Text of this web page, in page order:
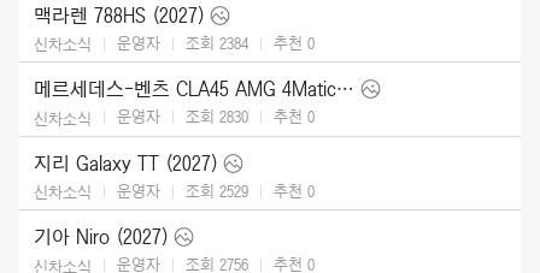
맥라렌 788HS (2027)
신차소식 운영자 조회 2384 추천 0
메르세데스-벤츠 CLA45 AMG 4Matic (2027)
신차소식 운영자 조회 2830 추천 0
지리 Galaxy TT (2027)
신차소식 운영자 조회 2529 추천 0
기아 Niro (2027)
신차소식 운영자 조회 2756 추천 0